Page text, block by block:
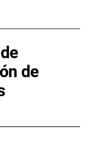
de